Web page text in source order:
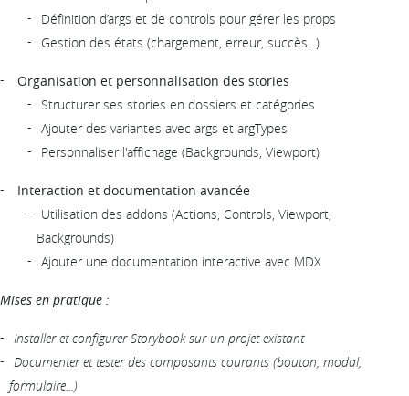
Définition d’args et de controls pour gérer les props
Gestion des états (chargement, erreur, succès...)
Organisation et personnalisation des stories
Structurer ses stories en dossiers et catégories
Ajouter des variantes avec args et argTypes
Personnaliser l'affichage (Backgrounds, Viewport)
Interaction et documentation avancée
Utilisation des addons (Actions, Controls, Viewport,
Backgrounds)
Ajouter une documentation interactive avec MDX
Mises en pratique :
Installer et configurer Storybook sur un projet existant
Documenter et tester des composants courants (bouton, modal,
formulaire...)